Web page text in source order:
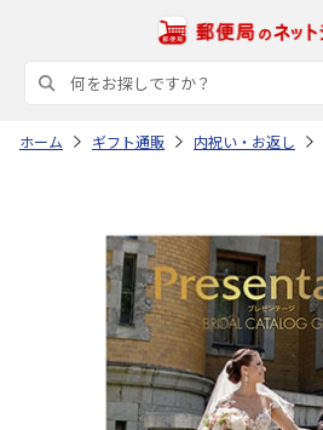
ホーム ギフト通販 内祝い・お返し